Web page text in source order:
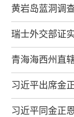
黄岩岛蓝洞调
瑞士外交部证
青海海西州直
习近平出席金
习近平同金正